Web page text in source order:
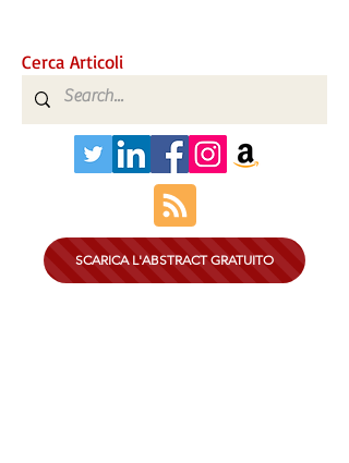
Cerca Articoli
SCARICA L'ABSTRACT GRATUITO